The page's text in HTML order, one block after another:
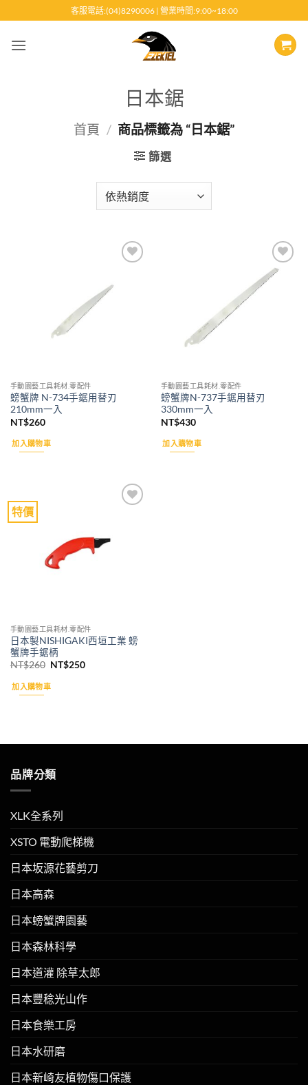
至
客服電話:(04)8290006 | 營業時間:9:00~18:00
日本鋸
首頁 / 商品標籤為 “日本鋸”
篩選
手動園藝工具耗材.零配件
螃蟹牌 N-734手鋸用替刃
210mm一入
NT$260
加入購物車
Add to
wishlist
手動園藝工具耗材.零配件
螃蟹牌N-737手鋸用替刃
330mm一入
NT$430
加入購物車
特價
手動園藝工具耗材.零配件
日本製NISHIGAKI西垣工業 螃
蟹牌手鋸柄
NT$260 原
價
格：
NT$250目
加入購物車
品牌分類
XLK全系列
XSTO 電動爬梯機
日本坂源花藝剪刀
日本高森
日本螃蟹牌園藝
日本森林科學
日本道灌 除草太郎
日本豐稔光山作
日本食樂工房
日本水研磨
日本新崎友植物傷口保護